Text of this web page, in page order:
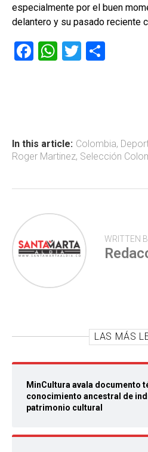
especialmente por el buen
delantero y su pasado reciente
F
ok
W
p
p
T
tir
In this article: Colombia,
Roger Martinez, Selección
WRITTEN
LAS MÁS
MinCultura avala documento
conocimiento ancestral de
patrimonio cultural